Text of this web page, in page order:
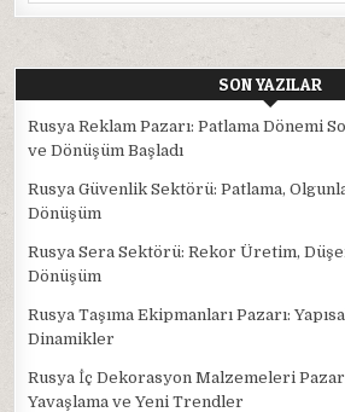
SON YAZILAR
Rusya Reklam Pazarı: Patlama Dönemi
ve Dönüşüm Başladı
Rusya Güvenlik Sektörü: Patlama,
Dönüşüm
Rusya Sera Sektörü: Rekor Üretim,
Dönüşüm
Rusya Taşıma Ekipmanları Pazarı:
Dinamikler
Rusya İç Dekorasyon Malzemeleri
Yavaşlama ve Yeni Trendler